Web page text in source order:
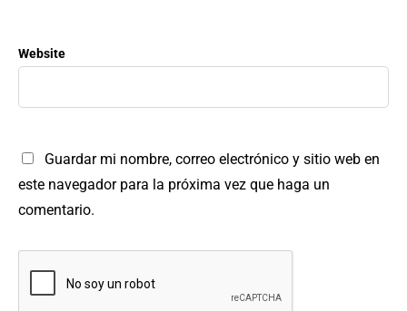
Website
Guardar mi nombre, correo electrónico y sitio web en
este navegador para la próxima vez que haga un
comentario.